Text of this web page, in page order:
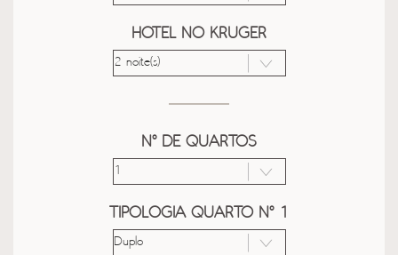
HOTEL NO KRUGER
Nº DE QUARTOS
TIPOLOGIA QUARTO Nº 1